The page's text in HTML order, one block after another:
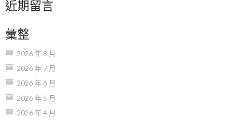
近期留言
彙整
2026 年 8 月
2026 年 7 月
2026 年 6 月
2026 年 5 月
2026 年 4 月